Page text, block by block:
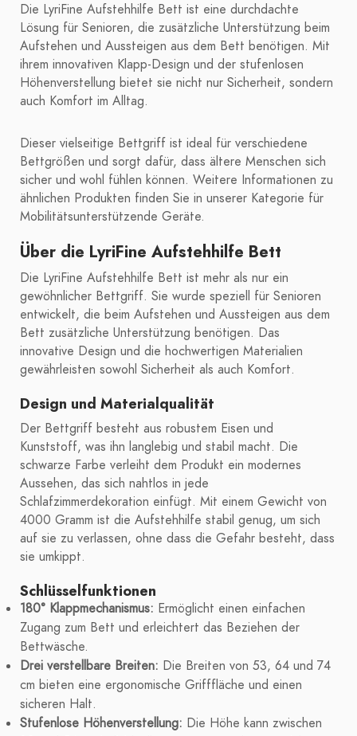
Die LyriFine Aufstehhilfe Bett ist eine durchdachte
Lösung für Senioren, die zusätzliche Unterstützung beim
Aufstehen und Aussteigen aus dem Bett benötigen. Mit
ihrem innovativen Klapp-Design und der stufenlosen
Höhenverstellung bietet sie nicht nur Sicherheit, sondern
auch Komfort im Alltag.
Dieser vielseitige Bettgriff ist ideal für verschiedene
Bettgrößen und sorgt dafür, dass ältere Menschen sich
sicher und wohl fühlen können. Weitere Informationen zu
ähnlichen Produkten finden Sie in unserer Kategorie für
Mobilitätsunterstützende Geräte.
Über die LyriFine Aufstehhilfe Bett
Die LyriFine Aufstehhilfe Bett ist mehr als nur ein
gewöhnlicher Bettgriff. Sie wurde speziell für Senioren
entwickelt, die beim Aufstehen und Aussteigen aus dem
Bett zusätzliche Unterstützung benötigen. Das
innovative Design und die hochwertigen Materialien
gewährleisten sowohl Sicherheit als auch Komfort.
Design und Materialqualität
Der Bettgriff besteht aus robustem Eisen und
Kunststoff, was ihn langlebig und stabil macht. Die
schwarze Farbe verleiht dem Produkt ein modernes
Aussehen, das sich nahtlos in jede
Schlafzimmerdekoration einfügt. Mit einem Gewicht von
4000 Gramm ist die Aufstehhilfe stabil genug, um sich
auf sie zu verlassen, ohne dass die Gefahr besteht, dass
sie umkippt.
Schlüsselfunktionen
180° Klappmechanismus: Ermöglicht einen einfachen
Zugang zum Bett und erleichtert das Beziehen der
Bettwäsche.
Drei verstellbare Breiten: Die Breiten von 53, 64 und 74
cm bieten eine ergonomische Grifffläche und einen
sicheren Halt.
Stufenlose Höhenverstellung: Die Höhe kann zwischen